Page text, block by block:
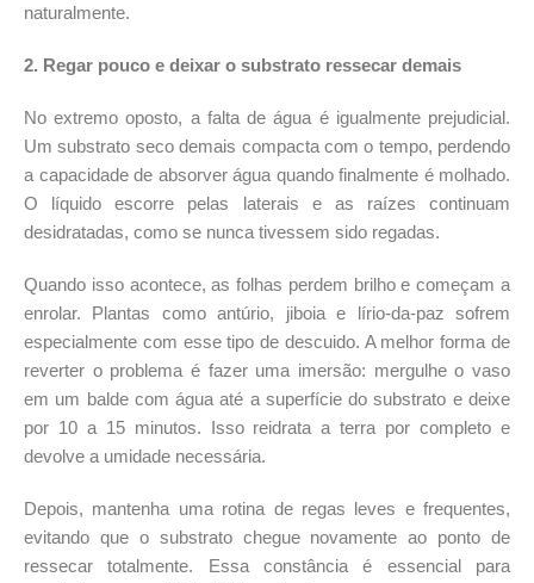
naturalmente.
2. Regar pouco e deixar o substrato ressecar demais
No extremo oposto, a falta de água é igualmente prejudicial.
Um substrato seco demais compacta com o tempo, perdendo
a capacidade de absorver água quando finalmente é molhado.
O líquido escorre pelas laterais e as raízes continuam
desidratadas, como se nunca tivessem sido regadas.
Quando isso acontece, as folhas perdem brilho e começam a
enrolar. Plantas como antúrio, jiboia e lírio-da-paz sofrem
especialmente com esse tipo de descuido. A melhor forma de
reverter o problema é fazer uma imersão: mergulhe o vaso
em um balde com água até a superfície do substrato e deixe
por 10 a 15 minutos. Isso reidrata a terra por completo e
devolve a umidade necessária.
Depois, mantenha uma rotina de regas leves e frequentes,
evitando que o substrato chegue novamente ao ponto de
ressecar totalmente. Essa constância é essencial para